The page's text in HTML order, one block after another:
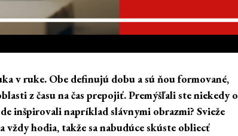
v ruke. Obe definujú dobu a sú ňou formované,
z času na čas prepojiť. Premýšľali ste niekedy o
inšpirovali napríklad slávnymi obrazmi? Svieže
vždy hodia, takže sa nabudúce skúste obliecť